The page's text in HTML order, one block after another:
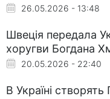
26.05.2026 - 13:48
Швеція передала
хоругви Богдана
20.05.2026 - 22:40
В Україні